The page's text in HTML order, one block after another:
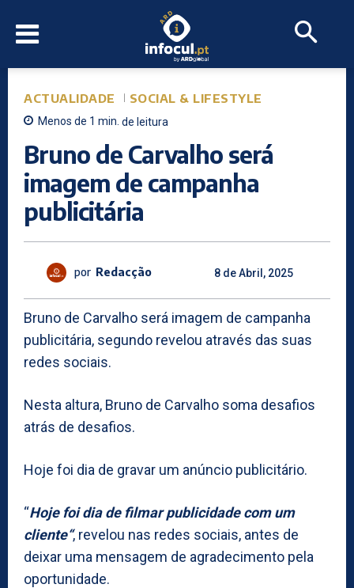
ACTUALIDADE SOCIAL & LIFESTYLE
Menos de 1 min. de leitura
Bruno de Carvalho será
imagem de campanha
publicitária
por Redacção 8 de Abril, 2025
Bruno de Carvalho será imagem de campanha
publicitária, segundo revelou através das suas
redes sociais.
Nesta altura, Bruno de Carvalho soma desafios
atrás de desafios.
Hoje foi dia de gravar um anúncio publicitário.
“Hoje foi dia de filmar publicidade com um
cliente“, revelou nas redes sociais, antes de
deixar uma mensagem de agradecimento pela
oportunidade.